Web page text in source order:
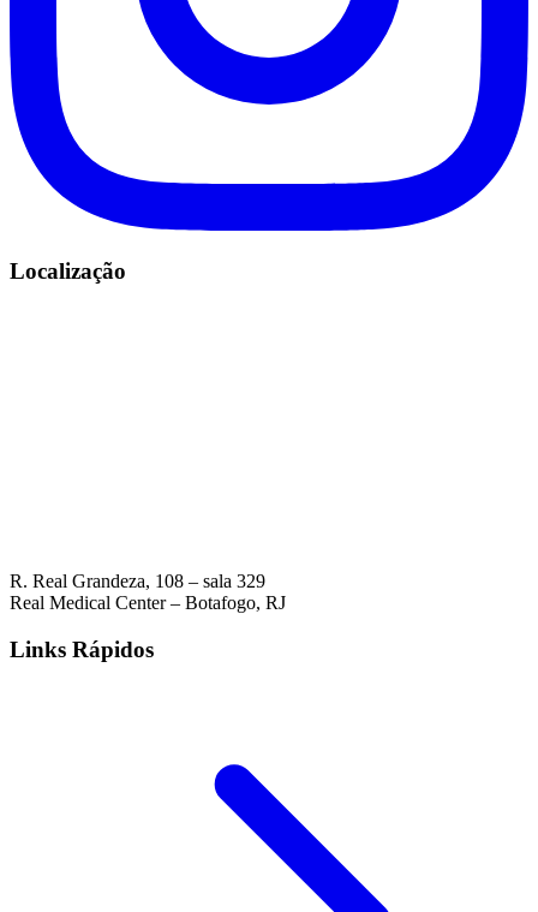
Localização
R. Real Grandeza, 108 – sala 329
Real Medical Center – Botafogo, RJ
Links Rápidos